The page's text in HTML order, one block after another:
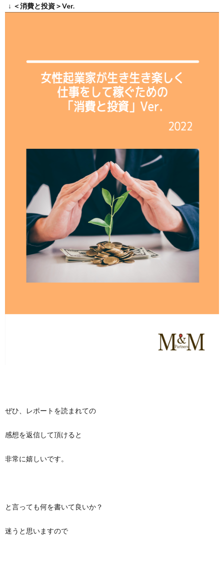
↓ ＜消費と投資＞Ver.
ぜひ、レポートを読まれての
感想を返信して頂けると
非常に嬉しいです。
と言っても何を書いて良いか？
迷うと思いますので